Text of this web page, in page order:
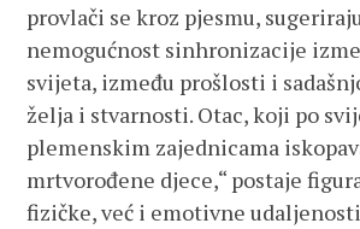
provlači se kroz pjesmu,
nemogućnost sinhronizacije
svijeta, između prošlosti i
želja i stvarnosti. Otac, koji po
plemenskim zajednicama
mrtvorođene djece,“ postaje
fizičke, već i emotivne